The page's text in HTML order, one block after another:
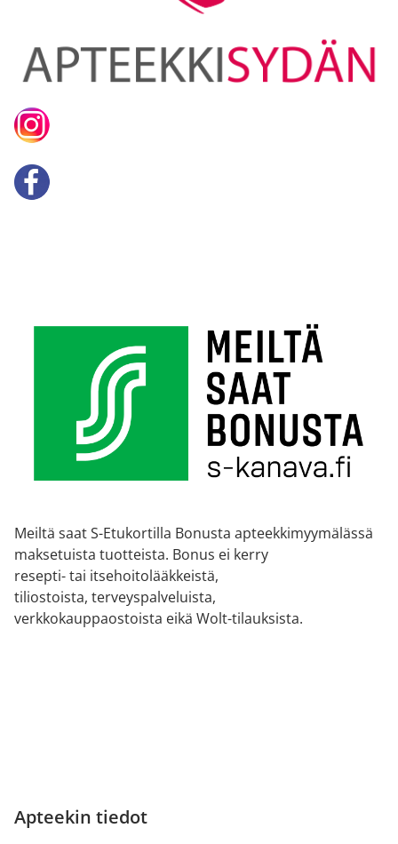
Meiltä saat S-Etukortilla Bonusta apteekkimyymälässä
maksetuista tuotteista. Bonus ei kerry
resepti- tai itsehoitolääkkeistä,
tiliostoista, terveyspalveluista,
verkkokauppaostoista eikä Wolt-tilauksista.
Apteekin tiedot